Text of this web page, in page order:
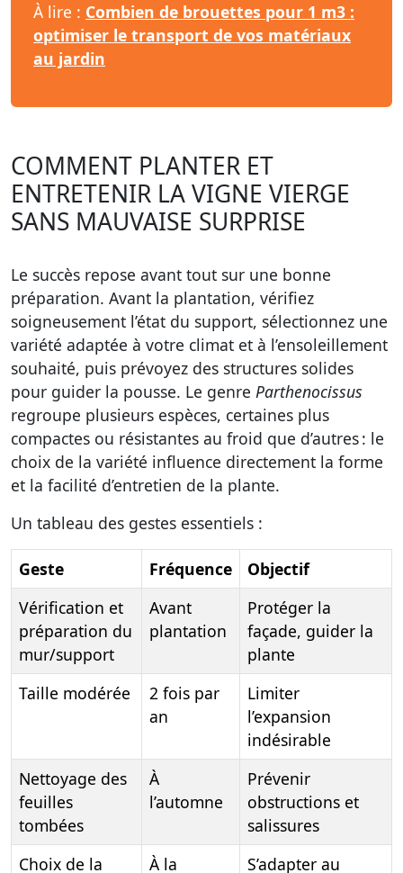
À lire : Combien de brouettes pour 1 m3 :
optimiser le transport de vos matériaux
au jardin
COMMENT PLANTER ET
ENTRETENIR LA VIGNE VIERGE
SANS MAUVAISE SURPRISE
Le succès repose avant tout sur une bonne
préparation. Avant la plantation, vérifiez
soigneusement l’état du support, sélectionnez une
variété adaptée à votre climat et à l’ensoleillement
souhaité, puis prévoyez des structures solides
pour guider la pousse. Le genre Parthenocissus
regroupe plusieurs espèces, certaines plus
compactes ou résistantes au froid que d’autres : le
choix de la variété influence directement la forme
et la facilité d’entretien de la plante.
Un tableau des gestes essentiels :
Geste Fréquence
Objectif
Vérification et
préparation du
mur/support
Avant
plantation
Protéger la
façade, guider la
plante
Taille modérée
2 fois par
an
Limiter
l’expansion
indésirable
Nettoyage des
feuilles
tombées
À
l’automne
Prévenir
obstructions et
salissures
Choix de la
À la
S’adapter au